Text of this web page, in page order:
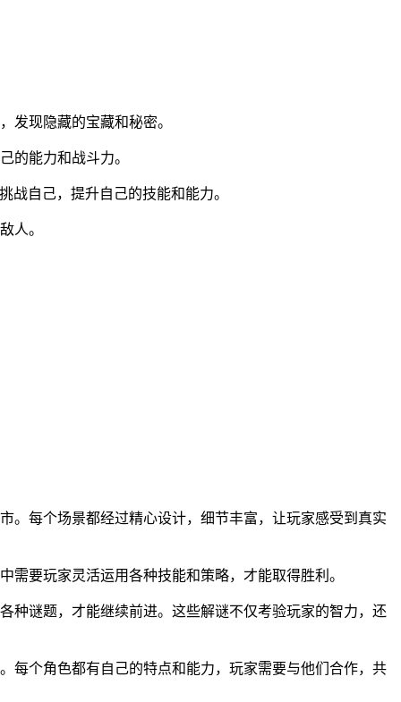
发现隐藏的宝藏和秘密。
的能力和战斗力。
战自己，提升自己的技能和能力。
人。
。每个场景都经过精心设计，细节丰富，让玩家感受到真实
要玩家灵活运用各种技能和策略，才能取得胜利。
种谜题，才能继续前进。这些解谜不仅考验玩家的智力，还
每个角色都有自己的特点和能力，玩家需要与他们合作，共